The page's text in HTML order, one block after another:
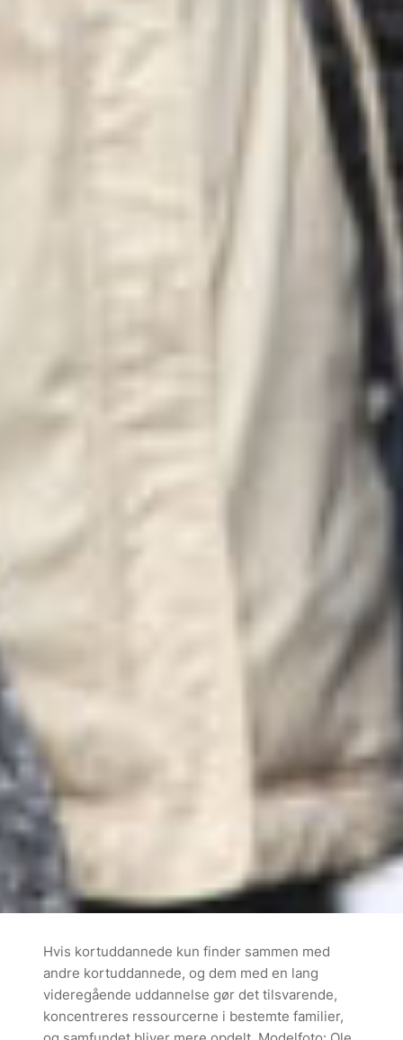
Hvis kortuddannede kun finder sammen med
andre kortuddannede, og dem med en lang
videregående uddannelse gør det tilsvarende,
koncentreres ressourcerne i bestemte familier,